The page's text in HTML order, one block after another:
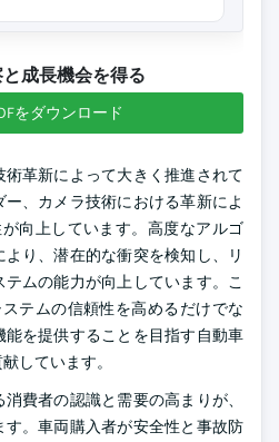
成長機会を得る
をダウンロード
革新によって大きく推進されて
、カメラ技術における革新によ
が向上しています。高度なアルゴ
り、潜在的な衝突を検知し、リ
ムの能力が向上しています。こ
テムの信頼性を高めるだけでな
能を提供することを目指す自動車
しています。
費者の認識と需要の高まりが、
。車両購入者が安全性と事故防